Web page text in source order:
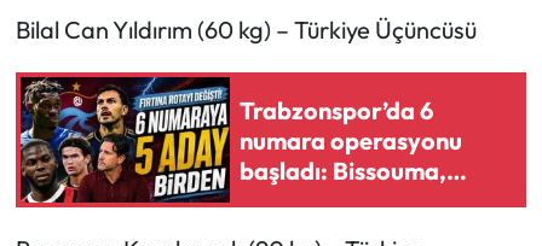
Bilal Can Yıldırım (60 kg) – Türkiye Üçüncüsü
Trabzonspor’da 6
numara operasyonu
başladı: Bissouma,
Paredes ve Musah